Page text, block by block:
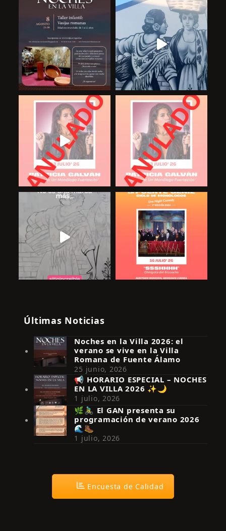
Síguenos en Instagram
Últimas Noticias
Noches en la Villa 2026: el
verano se vive en la Villa
Romana de Fuente Álamo
25 junio, 2026
📢 HORARIO ESPECIAL – NOCHES
EN LA VILLA 2026 ✨🌙
1 julio, 2026
🌿🚴‍♂️ El GAN presenta su
programación de verano 2026
🌊🥾
1 julio, 2026
Encuesta de Calidad